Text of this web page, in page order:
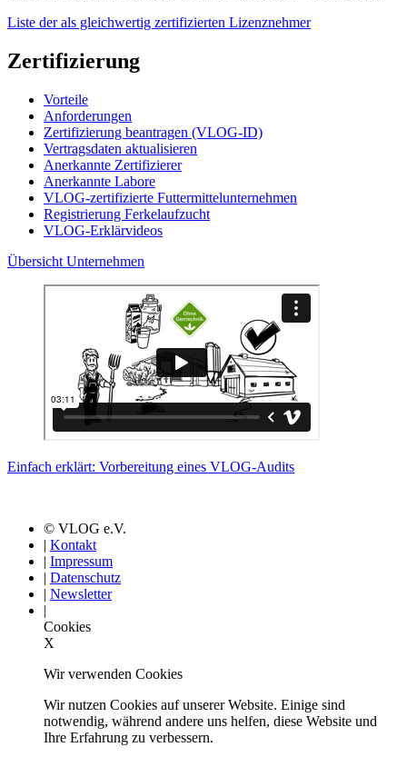
Liste der als gleichwertig zertifizierten Lizenznehmer
Zertifizierung
Vorteile
Anforderungen
Zertifizierung beantragen (VLOG-ID)
Vertragsdaten aktualisieren
Anerkannte Zertifizierer
Anerkannte Labore
VLOG-zertifizierte Futtermittelunternehmen
Registrierung Ferkelaufzucht
VLOG-Erklärvideos
Übersicht Unternehmen
Einfach erklärt: Vorbereitung eines VLOG-Audits
© VLOG e.V.
| Kontakt
| Impressum
| Datenschutz
| Newsletter
|
Cookies
X
Wir verwenden Cookies
Wir nutzen Cookies auf unserer Website. Einige sind
notwendig, während andere uns helfen, diese Website und
Ihre Erfahrung zu verbessern.